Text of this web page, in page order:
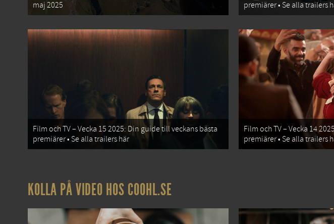
maj 2025
premiärer • Se alla trailers
Film och TV – Vecka 15 2025: Din guide till veckans bästa
premiärer • Se alla trailers här
Film och TV – Vecka 14
premiärer • Se alla trailers
KOLLA PÅ VIDEO HOS COOHL.SE